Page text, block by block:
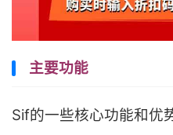
主要功能
Sif的一些核心功能和优